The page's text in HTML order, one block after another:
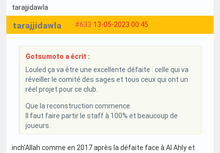
tarajjidawla
#633 13-05-2023 00:45
tarajjidawla
Gotsumoto a écrit :
Louled ça va être une excellente défaite : celle qui va
réveiller le comité des sages et tous ceux qui ont un
réel projet pour ce club.
Que la reconstruction commence.
Il faut faire partir le staff à 100% et beaucoup de
joueurs.
inch'Allah comme en 2017 après la défaite face à Al Ahly et